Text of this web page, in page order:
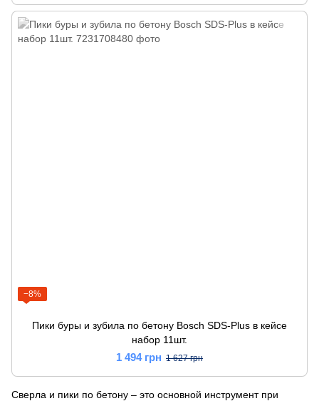
−8%
Пики буры и зубила по бетону Bosch SDS-Plus в кейсе
набор 11шт.
1 494 грн 1 627 грн
Сверла и пики по бетону – это основной инструмент при